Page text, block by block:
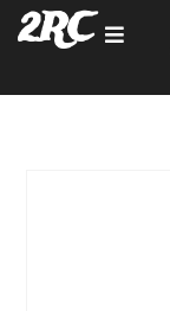
2RC